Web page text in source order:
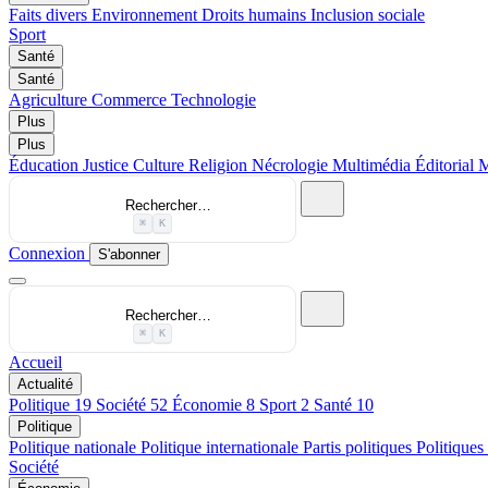
Faits divers Environnement Droits humains Inclusion sociale
Sport
Santé
Santé
Agriculture Commerce Technologie
Plus
Plus
Éducation Justice Culture Religion Nécrologie Multimédia Éditorial
Rechercher…
⌘ K
Connexion S'abonner
Rechercher…
⌘ K
Accueil
Actualité
Politique 19 Société 52 Économie 8 Sport 2 Santé 10
Politique
Politique nationale Politique internationale Partis politiques Politiques
Société